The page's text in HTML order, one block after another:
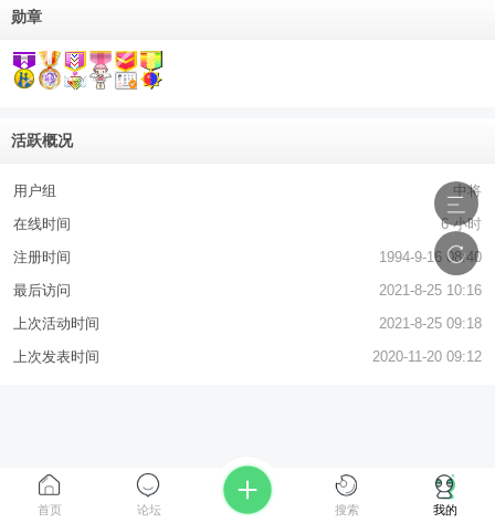
勋章
活跃概况
用户组
中将
在线时间
6 小时
注册时间
1994-9-16 08:40
最后访问
2021-8-25 10:16
上次活动时间
2021-8-25 09:18
上次发表时间
2020-11-20 09:12
首页 论坛 搜索 我的